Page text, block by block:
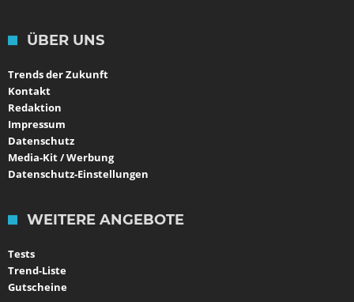
ÜBER UNS
Trends der Zukunft
Kontakt
Redaktion
Impressum
Datenschutz
Media-Kit / Werbung
Datenschutz-Einstellungen
WEITERE ANGEBOTE
Tests
Trend-Liste
Gutscheine